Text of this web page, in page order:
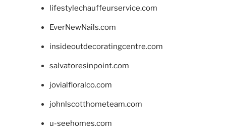
lifestylechauffeurservice.com
EverNewNails.com
insideoutdecoratingcentre.com
salvatoresinpoint.com
jovialfloralco.com
johnlscotthometeam.com
u-seehomes.com